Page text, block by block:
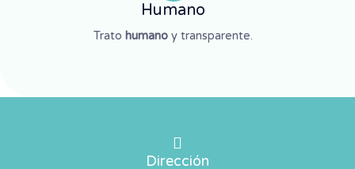
Humano
Trato humano y transparente.
Dirección